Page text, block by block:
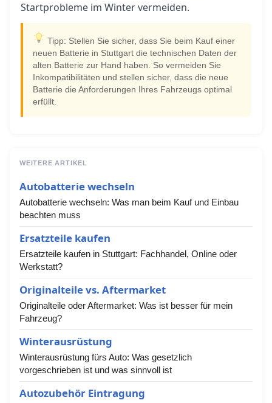
Startprobleme im Winter vermeiden.
Tipp: Stellen Sie sicher, dass Sie beim Kauf einer
neuen Batterie in Stuttgart die technischen Daten der
alten Batterie zur Hand haben. So vermeiden Sie
Inkompatibilitäten und stellen sicher, dass die neue
Batterie die Anforderungen Ihres Fahrzeugs optimal
erfüllt.
WEITERE ARTIKEL
Autobatterie wechseln
Autobatterie wechseln: Was man beim Kauf und Einbau
beachten muss
Ersatzteile kaufen
Ersatzteile kaufen in Stuttgart: Fachhandel, Online oder
Werkstatt?
Originalteile vs. Aftermarket
Originalteile oder Aftermarket: Was ist besser für mein
Fahrzeug?
Winterausrüstung
Winterausrüstung fürs Auto: Was gesetzlich
vorgeschrieben ist und was sinnvoll ist
Autozubehör Eintragung